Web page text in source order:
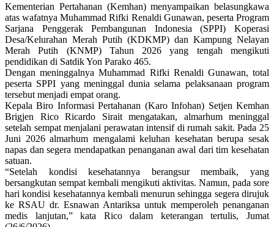
Kementerian Pertahanan (Kemhan) menyampaikan belasungkawa
atas wafatnya Muhammad Rifki Renaldi Gunawan, peserta Program
Sarjana Penggerak Pembangunan Indonesia (SPPI) Koperasi
Desa/Kelurahan Merah Putih (KDKMP) dan Kampung Nelayan
Merah Putih (KNMP) Tahun 2026 yang tengah mengikuti
pendidikan di Satdik Yon Parako 465.
Dengan meninggalnya Muhammad Rifki Renaldi Gunawan, total
peserta SPPI yang meninggal dunia selama pelaksanaan program
tersebut menjadi empat orang.
Kepala Biro Informasi Pertahanan (Karo Infohan) Setjen Kemhan
Brigjen Rico Ricardo Sirait mengatakan, almarhum meninggal
setelah sempat menjalani perawatan intensif di rumah sakit. Pada 25
Juni 2026 almarhum mengalami keluhan kesehatan berupa sesak
napas dan segera mendapatkan penanganan awal dari tim kesehatan
satuan.
“Setelah kondisi kesehatannya berangsur membaik, yang
bersangkutan sempat kembali mengikuti aktivitas. Namun, pada sore
hari kondisi kesehatannya kembali menurun sehingga segera dirujuk
ke RSAU dr. Esnawan Antariksa untuk memperoleh penanganan
medis lanjutan,” kata Rico dalam keterangan tertulis, Jumat